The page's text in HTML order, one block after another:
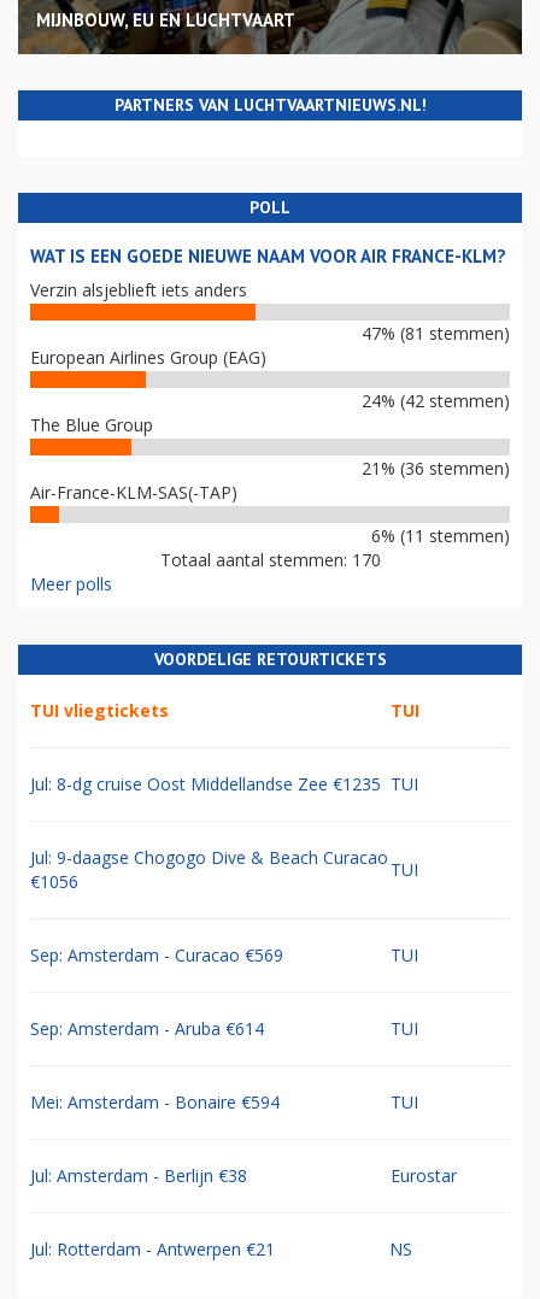
MIJNBOUW, EU EN LUCHTVAART
PARTNERS VAN LUCHTVAARTNIEUWS.NL!
POLL
WAT IS EEN GOEDE NIEUWE NAAM VOOR AIR FRANCE-KLM?
Verzin alsjeblieft iets anders
47% (81 stemmen)
European Airlines Group (EAG)
24% (42 stemmen)
The Blue Group
21% (36 stemmen)
Air-France-KLM-SAS(-TAP)
6% (11 stemmen)
Totaal aantal stemmen: 170
Meer polls
VOORDELIGE RETOURTICKETS
TUI vliegtickets TUI
Jul: 8-dg cruise Oost Middellandse Zee €1235 TUI
Jul: 9-daagse Chogogo Dive & Beach Curacao
€1056
TUI
Sep: Amsterdam - Curacao €569 TUI
Sep: Amsterdam - Aruba €614 TUI
Mei: Amsterdam - Bonaire €594 TUI
Jul: Amsterdam - Berlijn €38 Eurostar
Jul: Rotterdam - Antwerpen €21 NS